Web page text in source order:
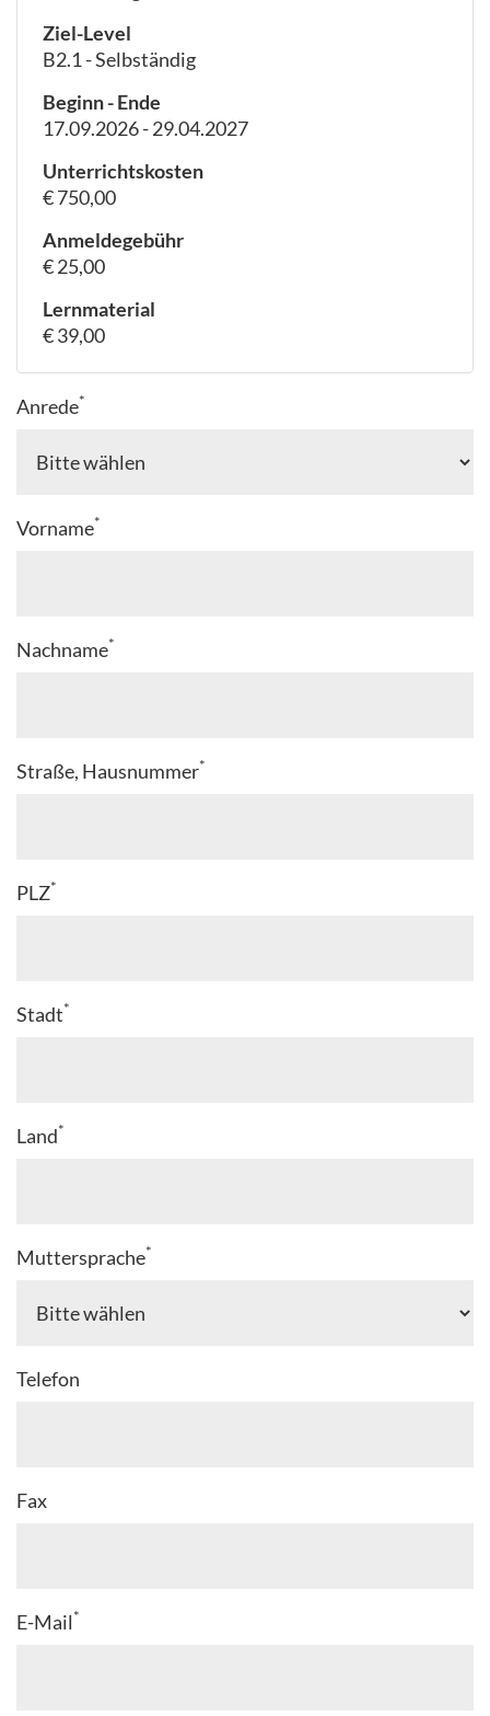
Ziel-Level
B2.1 - Selbständig
Beginn - Ende
17.09.2026 - 29.04.2027
Unterrichtskosten
€ 750,00
Anmeldegebühr
€ 25,00
Lernmaterial
€ 39,00
Anrede*
Vorname*
Nachname*
Straße, Hausnummer*
PLZ*
Stadt*
Land*
Muttersprache*
Telefon
Fax
E-Mail*